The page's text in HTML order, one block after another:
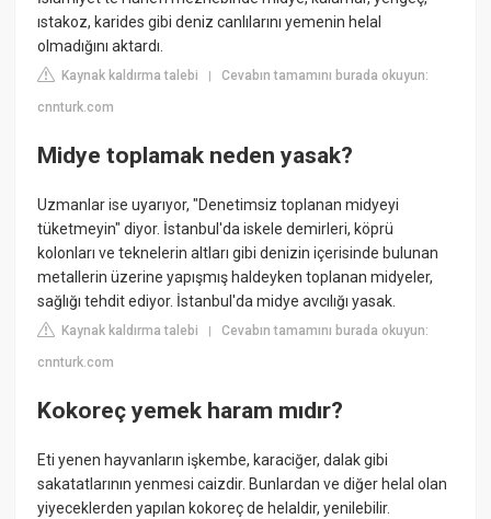
ıstakoz, karides gibi deniz canlılarını yemenin helal
olmadığını aktardı.
Kaynak kaldırma talebi |Cevabın tamamını burada okuyun:
cnnturk.com
Midye toplamak neden yasak?
Uzmanlar ise uyarıyor, "Denetimsiz toplanan midyeyi
tüketmeyin" diyor. İstanbul'da iskele demirleri, köprü
kolonları ve teknelerin altları gibi denizin içerisinde bulunan
metallerin üzerine yapışmış haldeyken toplanan midyeler,
sağlığı tehdit ediyor. İstanbul'da midye avcılığı yasak.
Kaynak kaldırma talebi |Cevabın tamamını burada okuyun:
cnnturk.com
Kokoreç yemek haram mıdır?
Eti yenen hayvanların işkembe, karaciğer, dalak gibi
sakatatlarının yenmesi caizdir. Bunlardan ve diğer helal olan
yiyeceklerden yapılan kokoreç de helaldir, yenilebilir.